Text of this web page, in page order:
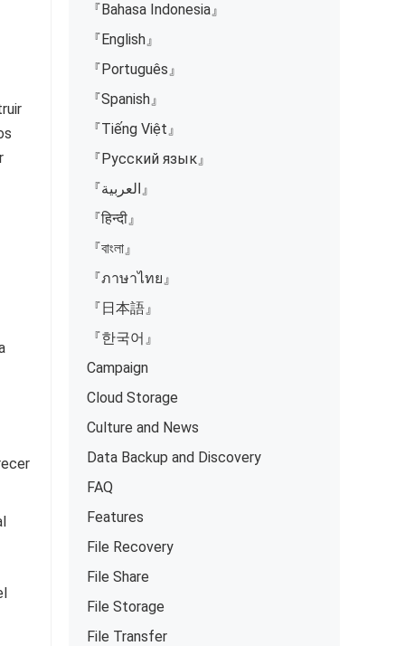
『Bahasa Indonesia』
『English』
『Português』
『Spanish』
『Tiếng Việt』
『Русский язык』
『العربية』
『हिन्दी』
『বাংলা』
『ภาษาไทย』
『日本語』
『한국어』
Campaign
Cloud Storage
Culture and News
Data Backup and Discovery
FAQ
Features
File Recovery
File Share
File Storage
File Transfer